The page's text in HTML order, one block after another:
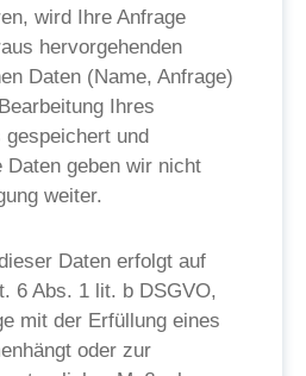
wird Ihre Anfrage
hervorgehenden
Daten (Name, Anfrage)
Ihres
gespeichert und
geben wir nicht
weiter.
Daten erfolgt auf
6 Abs. 1 lit. b DSGVO,
mit der Erfüllung eines
oder zur